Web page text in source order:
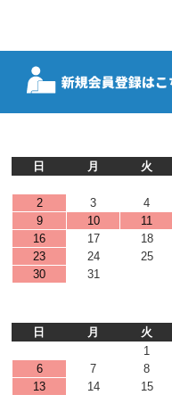
日
月 火
2
3 4
9
10 11
16
17 18
23
24 25
30
31
日
月 火
1
6
7 8
13
14 15